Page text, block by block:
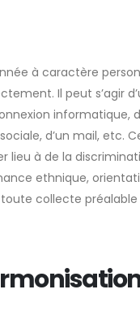
à caractère
Il peut s’agir
informatique,
d’un mail, etc.
à de la
ethnique,
collecte